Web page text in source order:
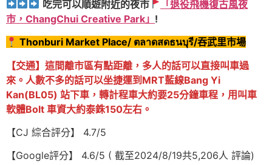
吃完可以順遊附近的夜市
「退役飛機復古風夜
市，ChangChui Creative Park」 !
Thonburi Market Place/ ตลาดสดธนบุรี/吞武里市場
【交通】這間離市區有點距離，多人的話可以直接叫車過
來。人數不多的話可以坐捷運到MRT藍線Bang Yi
Kan(BL05) 站下車，轉計程車大約要25分鐘車程，用叫車
軟體Bolt 車資大約泰銖150左右 。
【CJ 綜合評分】 4.7/5
【Google評分】 4.6/5 ( 截至2024/8/19共5,206人 評論)